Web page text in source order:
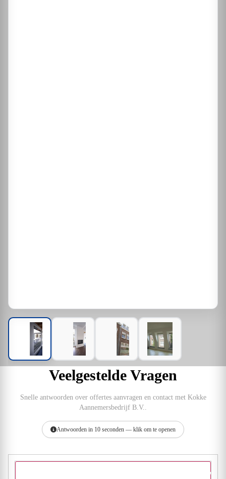
Veelgestelde Vragen
Snelle antwoorden over offertes aanvragen en contact met Kokke
Aannemersbedrijf B.V..
Antwoorden in 10 seconden — klik om te openen
Hoe vraag ik een offerte aan bij Kokke Aannemersbedrijf B.V.?